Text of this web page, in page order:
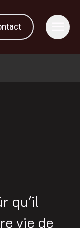
qu’il
vie de